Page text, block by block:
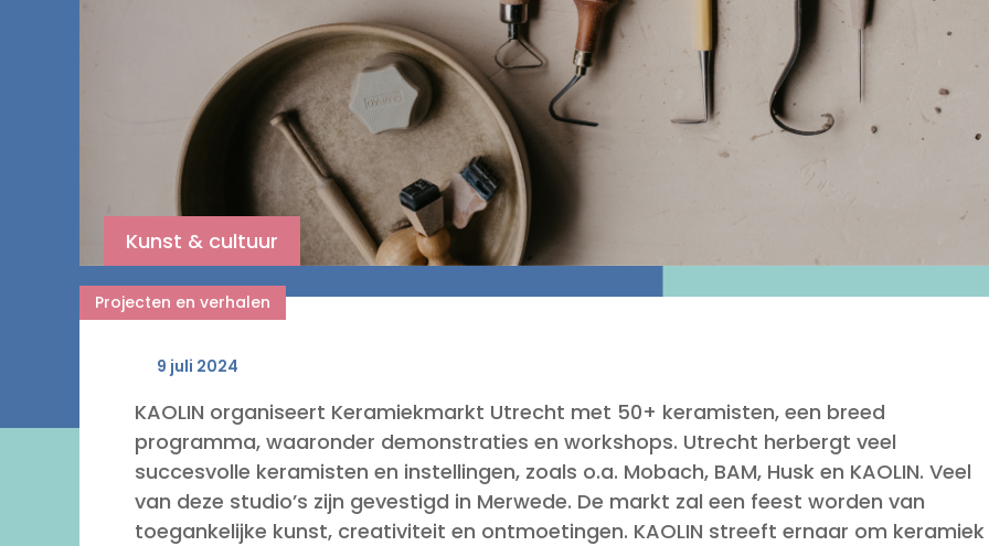
Kunst & cultuur
Projecten en verhalen
9 juli 2024
KAOLIN organiseert Keramiekmarkt Utrecht met 50+ keramisten, een breed
programma, waaronder demonstraties en workshops. Utrecht herbergt veel
succesvolle keramisten en instellingen, zoals o.a. Mobach, BAM, Husk en KAOLIN. Veel
van deze studio’s zijn gevestigd in Merwede. De markt zal een feest worden van
toegankelijke kunst, creativiteit en ontmoetingen. KAOLIN streeft ernaar om keramiek